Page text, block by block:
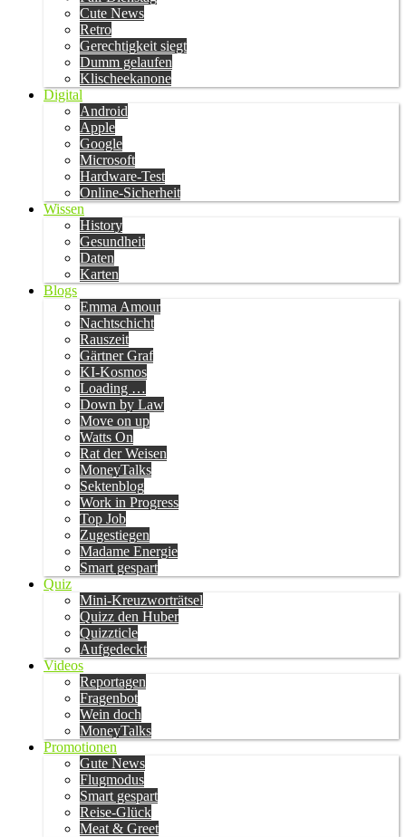
Cute News
Retro
Gerechtigkeit siegt
Dumm gelaufen
Klischeekanone
Digital
Android
Apple
Google
Microsoft
Hardware-Test
Online-Sicherheit
Wissen
History
Gesundheit
Daten
Karten
Blogs
Emma Amour
Nachtschicht
Rauszeit
Gärtner Graf
KI-Kosmos
Loading …
Down by Law
Move on up
Watts On
Rat der Weisen
MoneyTalks
Sektenblog
Work in Progress
Top Job
Zugestiegen
Madame Energie
Smart gespart
Quiz
Mini-Kreuzworträtsel
Quizz den Huber
Quizzticle
Aufgedeckt
Videos
Reportagen
Fragenbot
Wein doch
MoneyTalks
Promotionen
Gute News
Flugmodus
Smart gespart
Reise-Glück
Meat & Greet